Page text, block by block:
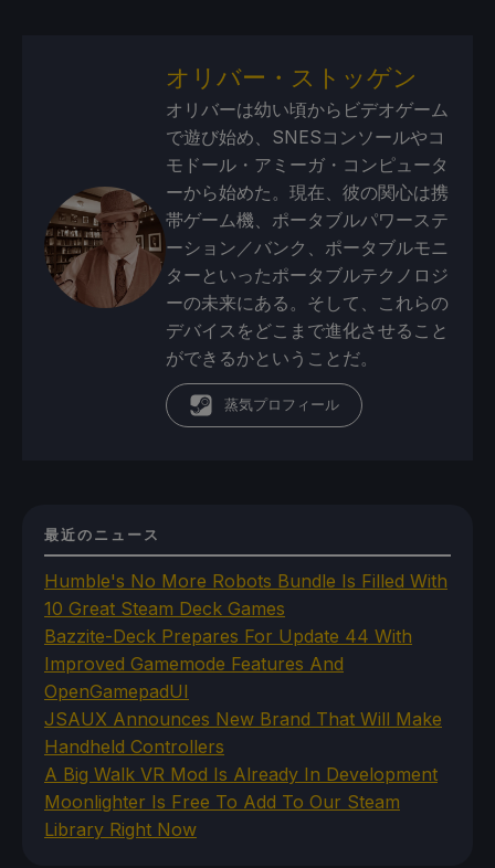
オリバー・ストッゲン
オリバーは幼い頃からビデオゲーム
で遊び始め、SNESコンソールやコ
モドール・アミーガ・コンピュータ
ーから始めた。現在、彼の関心は携
帯ゲーム機、ポータブルパワーステ
ーション／バンク、ポータブルモニ
ターといったポータブルテクノロジ
ーの未来にある。そして、これらの
デバイスをどこまで進化させること
ができるかということだ。
蒸気プロフィール
最近のニュース
Humble's No More Robots Bundle Is Filled With
10 Great Steam Deck Games
Bazzite-Deck Prepares For Update 44 With
Improved Gamemode Features And
OpenGamepadUI
JSAUX Announces New Brand That Will Make
Handheld Controllers
A Big Walk VR Mod Is Already In Development
Moonlighter Is Free To Add To Our Steam
Library Right Now